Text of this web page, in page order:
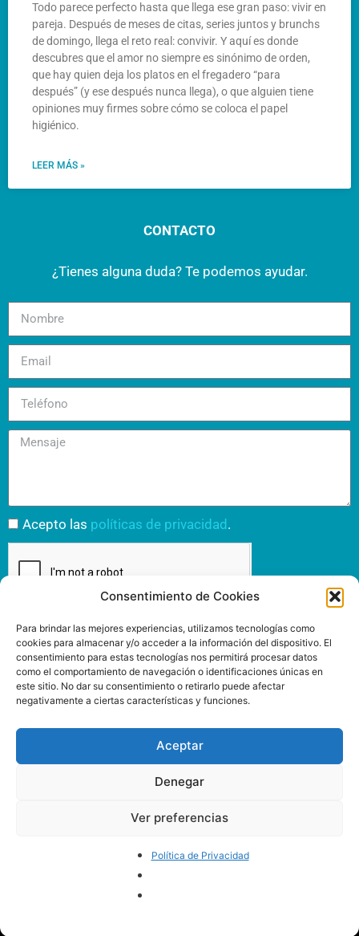
Consentimiento de Cookies
Para brindar las mejores experiencias, utilizamos tecnologías como
cookies para almacenar y/o acceder a la información del dispositivo. El
consentimiento para estas tecnologías nos permitirá procesar datos
como el comportamiento de navegación o identificaciones únicas en
este sitio. No dar su consentimiento o retirarlo puede afectar
negativamente a ciertas características y funciones.
Aceptar
Denegar
Ver preferencias
Política de Privacidad
Todo parece perfecto hasta que llega ese gran paso: vivir en
pareja. Después de meses de citas, series juntos y brunchs
de domingo, llega el reto real: convivir. Y aquí es donde
descubres que el amor no siempre es sinónimo de orden,
que hay quien deja los platos en el fregadero “para
después” (y ese después nunca llega), o que alguien tiene
opiniones muy firmes sobre cómo se coloca el papel
higiénico.
LEER MÁS »
CONTACTO
¿Tienes alguna duda? Te podemos ayudar.
Acepto las políticas de privacidad .
Enviar
INSPIRIT MUTUA
Aviso legal y política de cookies.